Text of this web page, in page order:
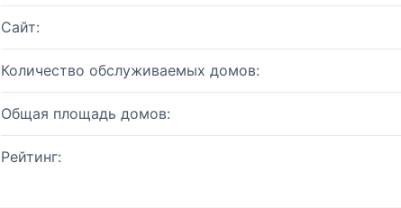
Сайт:
Количество обслуживаемых домов:
Общая площадь домов:
Рейтинг: